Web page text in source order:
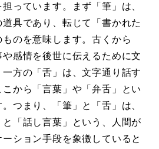
っています。まず「筆」は、
具であり、転じて「書かれた
のを意味します。古くから
感情を後世に伝えるために文
方の「舌」は、文字通り話す
から「言葉」や「弁舌」とい
つまり、「筆」と「舌」は、
「話し言葉」という、人間が
ション手段を象徴していると